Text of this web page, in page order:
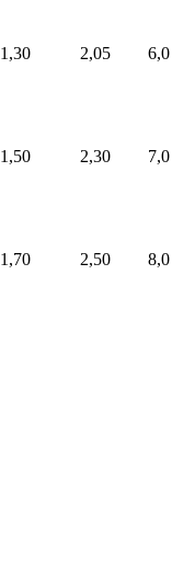
1,30 2,05 6,0
1,50 2,30 7,0
1,70 2,50 8,0